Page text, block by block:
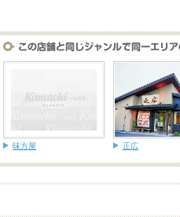
味方屋 正広